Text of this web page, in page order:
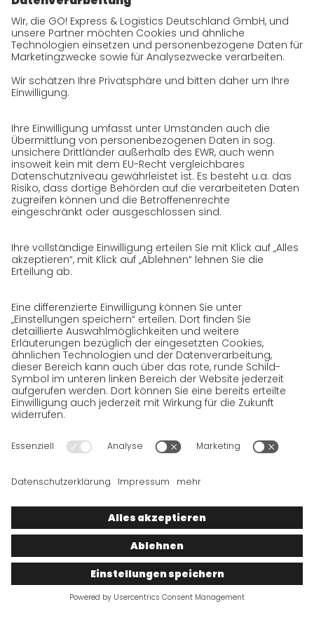
zukunftssichere Arbeitskultur bei GO!
Historie
CSR
Qualität
Zertifizierungen
Referenzen
Presse
Karriere
GO! als Arbeitgeber
Arbeitsbereiche
Initiativbewerbung bei GO!
Datenschutz
Datenschutzerklärung für Website
Datenschutzerklärung für GeschäftspartnerInnen
SendungsempfängerInnen
Datenschutzerklärung BewerberInnen
Datenschutzerklärung Webportal
Datenschutzerklärung Social Media
Datenschutzerklärung GO! App
Impressum
AGB
Rechtshinweise
Cookies
ausschließlich Ihrer Information dienen, wurden daher mit
größter Sorgfalt erstellt. Bitte haben Sie jedoch Verständnis
zugrunde gelegten Rahmenbedingungen, auf die wir nur
bedingt Einfluss haben, dies zulassen. Wir müssen daher die
Richtigkeit, Vollständigkeit, ableitbare Zusicherungen und
Aktualität der Inhalte keine Gewähr übernehmen können.
Express & Logistics Deutschland